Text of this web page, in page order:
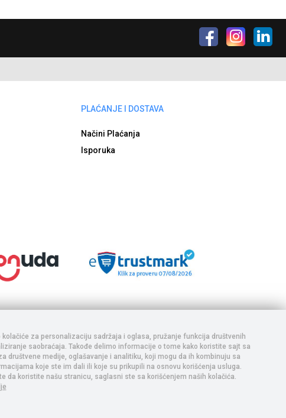
PLAĆANJE I DOSTAVA
Načini Plaćanja
Isporuka
čega se vrše uplata i realizacija. Trudimo se da prikazani sadržaj
sadržaja, te Vas pozivamo da nas pozovete ukoliko postoji bilo
kolačiće za personalizaciju sadržaja i oglasa, pružanje funkcija društvenih
saobraćaja. Takođe delimo informacije o tome kako koristite sajt sa
društvene medije, oglašavanje i analitiku, koji mogu da ih kombinuju sa
koje ste im dali ili koje su prikupili na osnovu korišćenja usluga.
da koristite našu stranicu, saglasni ste sa korišćenjem naših kolačića.